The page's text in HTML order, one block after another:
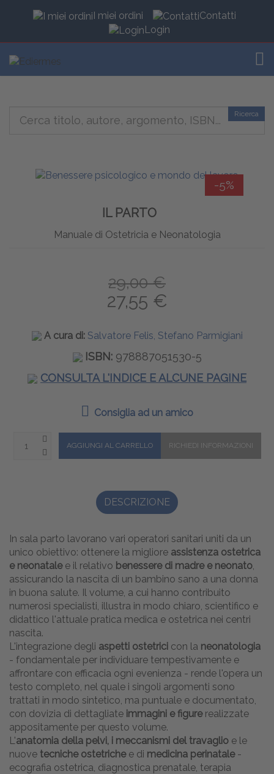
I miei ordini
Contatti
Login
Ricerca
-5%
IL PARTO
Manuale di Ostetricia e Neonatologia
29,00 €
27,55 €
A cura di: Salvatore Felis, Stefano Parmigiani
ISBN: 978887051530-5
CONSULTA L'INDICE E ALCUNE PAGINE
Consiglia ad un amico
DESCRIZIONE
In sala parto lavorano vari operatori sanitari uniti da un
unico obiettivo: ottenere la migliore assistenza ostetrica
e neonatalee il relativo benessere di madre e neonato
assicurando la nascita di un bambino sano a una donna
in buona salute. Il volume, a cui hanno contribuito
numerosi specialisti, illustra in modo chiaro, scientifico e
didattico l'attuale pratica medica e ostetrica nei centri
nascita.
L'integrazione degli aspetti ostetrici con la neonatologia
- fondamentale per individuare tempestivamente e
affrontare con efficacia ogni evenienza - rende l'opera un
testo completo, nel quale i singoli argomenti sono
trattati in modo sintetico, ma puntuale e documentato,
con dovizia di dettagliate immagini e figurerealizzate
appositamente per questo volume.
L'anatomia della pelvi, i meccanismi del travaglio e le
nuove tecniche ostetrichee di medicina perinatale-
ecografia ostetrica, diagnostica prenatale, terapia